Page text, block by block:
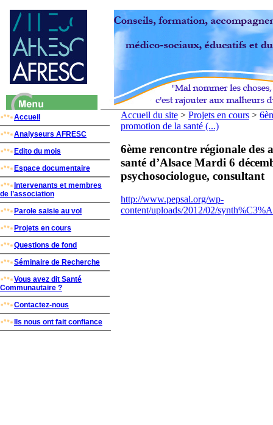
Accueil
Analyseurs AFRESC
Edito du mois
Espace documentaire
Intervenants et membres
de l’association
Parole saisie au vol
Projets en cours
Questions de fond
Séminaire de Recherche
Vous avez dit Santé
Communautaire ?
Contactez-nous
Ils nous ont fait confiance
Accueil du site > Projets en cours >
promotion de la santé (...)
6ème rencontre régionale des
santé d’Alsace Mardi 6
psychosociologue, consultant
http://www.pepsal.org/wp-
content/uploads/2012/02/